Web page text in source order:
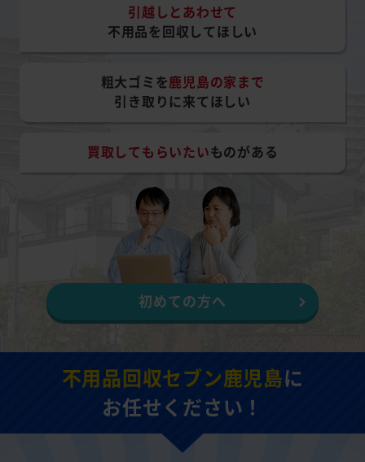
引越しとあわせて
不用品を回収してほしい
粗大ゴミを鹿児島の家まで
引き取りに来てほしい
買取してもらいたいものがある
初めての方へ
不用品回収セブン鹿児島に
お任せください！